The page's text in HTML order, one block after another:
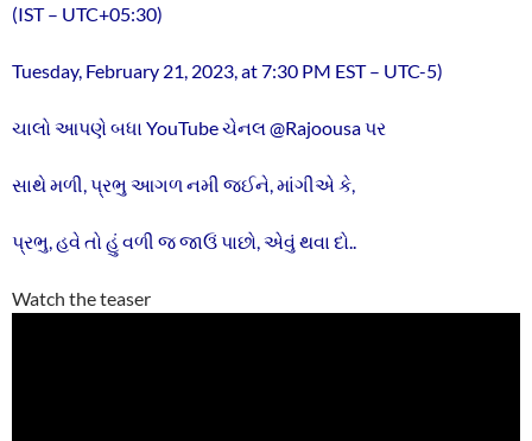
(IST – UTC+05:30)
Tuesday, February 21, 2023, at 7:30 PM EST – UTC-5)
ચાલો આપણે બધા YouTube ચેનલ @Rajoousa પર
સાથે મળી, પ્રભુ આગળ નમી જઈને, માંગીએ કે,
પ્રભુ, હવે તો હું વળી જ જાઉં પાછો, એવું થવા દો..
Watch the teaser